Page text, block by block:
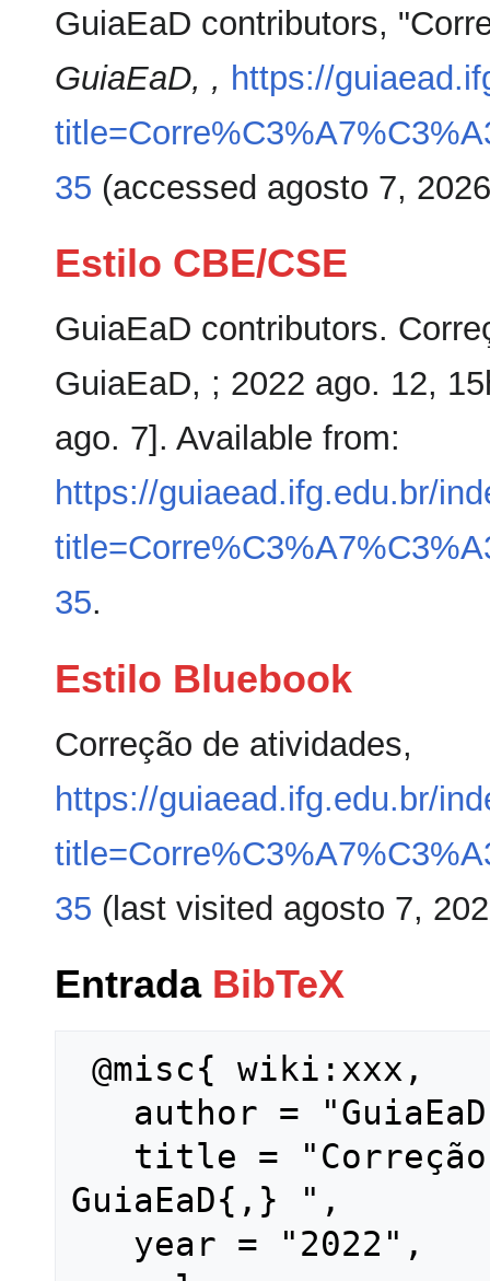
GuiaEaD contributors,
GuiaEaD, , https://
35 (accessed agosto 7,
Estilo CBE/CSE
GuiaEaD contributors.
GuiaEaD, ; 2022 ago. 12,
ago. 7]. Available from:
https://guiaead.ifg.edu.br/
35.
Estilo Bluebook
Correção de atividades,
https://guiaead.ifg.edu.br/
35 (last visited agosto 7,
Entrada BibTeX
GuiaEaD{,} ",